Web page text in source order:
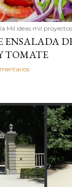
Mil ideas mil proyectos
ENSALADA
TOMATE